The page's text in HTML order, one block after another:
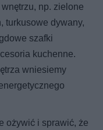
np. zielone
turkusowe dywany,
szafki
kuchenne.
wniesiemy
ożywić i sprawić, że